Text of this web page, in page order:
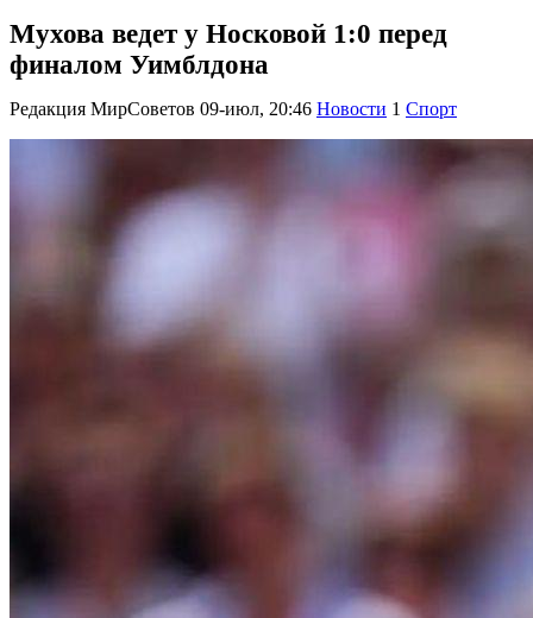
Мухова ведет у Носковой 1:0 перед
финалом Уимблдона
Редакция МирСоветов 09-июл, 20:46 Новости 1 Спорт